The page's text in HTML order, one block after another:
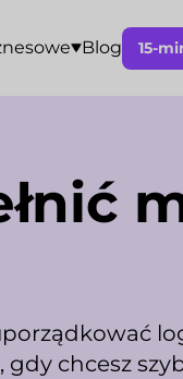
Blog 15-
gdy chcesz